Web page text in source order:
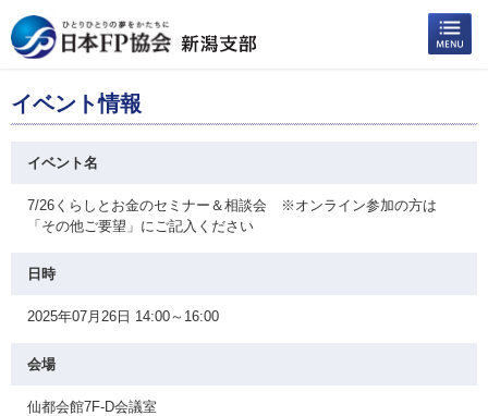
イベント情報
イベント名
7/26くらしとお金のセミナー＆相談会 ※オンライン参加の方は
「その他ご要望」にご記入ください
日時
2025年07月26日 14:00～16:00
会場
仙都会館7F-D会議室